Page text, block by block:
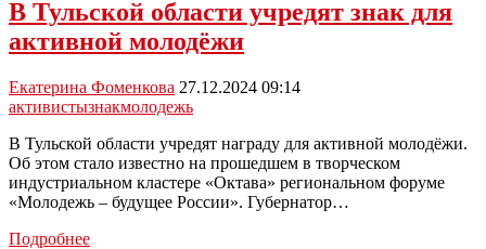
В Тульской области учредят знак для
активной молодëжи
Екатерина Фоменкова 27.12.2024 09:14
активистызнакмолодежь
В Тульской области учредят награду для активной молодёжи.
Об этом стало известно на прошедшем в творческом
индустриальном кластере «Октава» региональном форуме
«Молодежь – будущее России». Губернатор…
ПодробнееВ